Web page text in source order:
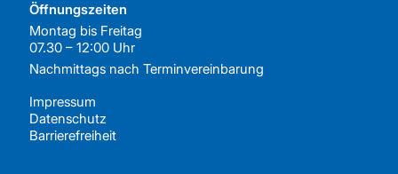
Öffnungszeiten
Montag bis Freitag
07.30 – 12:00 Uhr
Nachmittags nach Terminvereinbarung
Impressum
Datenschutz
Barrierefreiheit